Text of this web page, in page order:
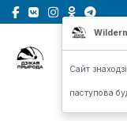
Сайт
паступова